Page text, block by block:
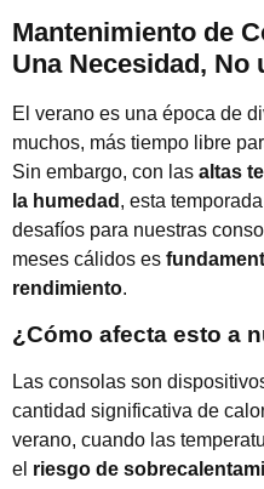
Mantenimiento de
Una Necesidad, No
El verano es una época de
muchos, más tiempo libre
Sin embargo, con las altas
la humedad , esta
desafíos para nuestras
meses cálidos es
rendimiento.
¿Cómo afecta esto a
Las consolas son
cantidad significativa de
verano, cuando las
el riesgo de